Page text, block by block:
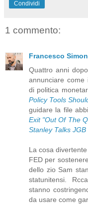
Condividi
1 commento:
Francesco
Quattro anni
annunciare come
di politica
Policy Tools
guidare la file
Exit "Out Of The
Stanley Talks
La cosa
FED per
dello zio Sam
statunitensi.
stanno
da usare come